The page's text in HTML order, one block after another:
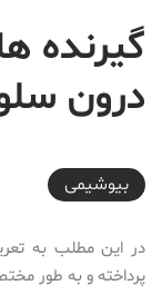
گیرنده
درون
21T21:00:10+04:30
بیوشیمی
در این مطلب به
پرداخته و به طور